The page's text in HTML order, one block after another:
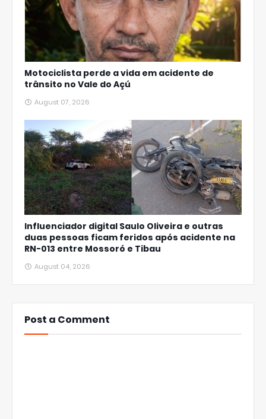
Motociclista perde a vida em acidente de
trânsito no Vale do Açú
August 07, 2026
Influenciador digital Saulo Oliveira e outras
duas pessoas ficam feridos após acidente na
RN-013 entre Mossoró e Tibau
August 04, 2026
Post a Comment